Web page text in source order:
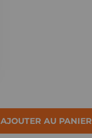
AJOUTER AU PANIER